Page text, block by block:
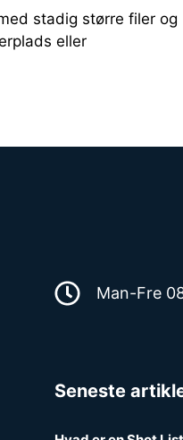
stadig større filer og
eller
Man-Fre
Seneste